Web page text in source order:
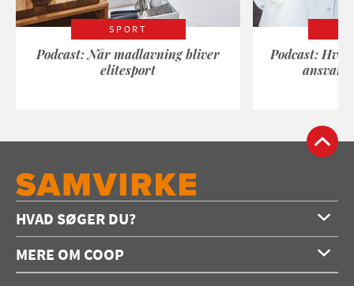
SPORT
Podcast: Når madlavning bliver
elitesport
Podcast:
HVAD SØGER DU?
Opskrifter
MERE OM COOP